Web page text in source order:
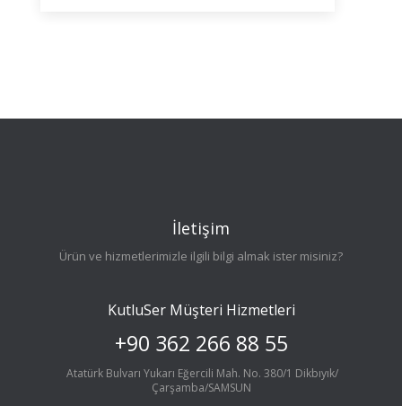
İletişim
Ürün ve hizmetlerimizle ilgili bilgi almak ister misiniz?
KutluSer Müşteri Hizmetleri
+90 362 266 88 55
Atatürk Bulvarı Yukarı Eğercili Mah. No. 380/1 Dikbıyık/
Çarşamba/SAMSUN